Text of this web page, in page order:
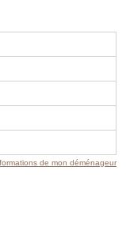
de mon déménageur